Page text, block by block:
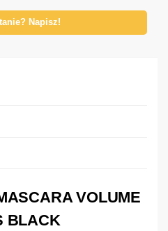
Napisz!
VOLUME
BLACK